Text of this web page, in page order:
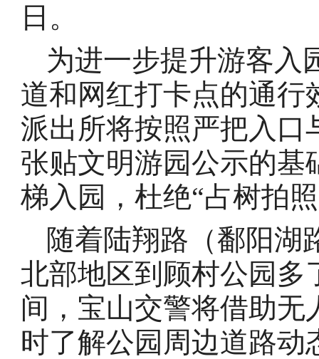
日。
为进一步提升游客入
道和网红打卡点的通行
派出所将按照严把入口
张贴文明游园公示的基
梯入园，杜绝“占树拍
随着陆翔路（鄱阳湖
北部地区到顾村公园多
间，宝山交警将借助
时了解公园周边道路